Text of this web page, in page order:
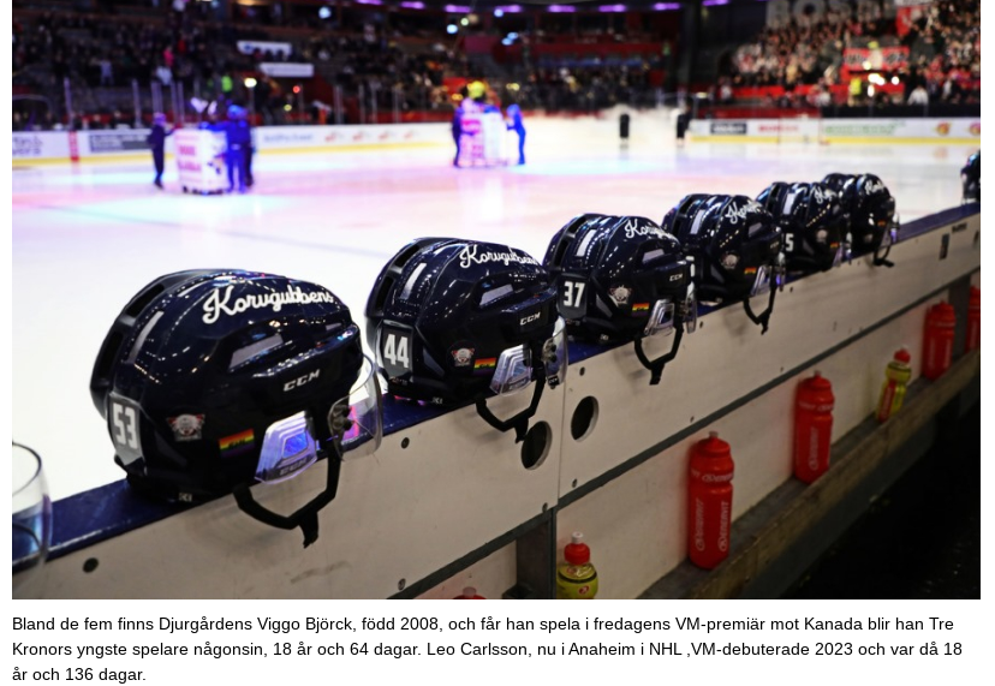
Bland de fem finns Djurgårdens Viggo Björck, född 2008, och får han spela i fredagens VM-premiär mot Kanada blir han Tre
Kronors yngste spelare någonsin, 18 år och 64 dagar. Leo Carlsson, nu i Anaheim i NHL ,VM-debuterade 2023 och var då 18
år och 136 dagar.